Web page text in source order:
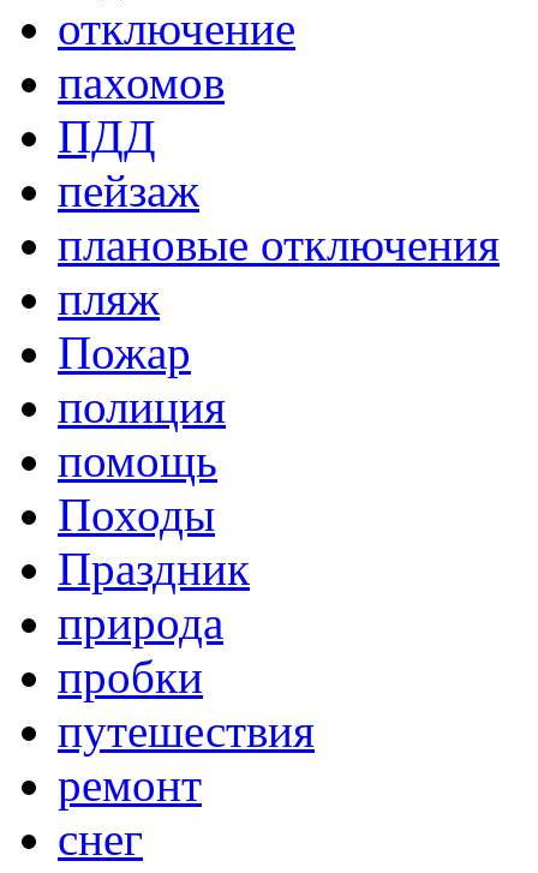
отключение
пахомов
ПДД
пейзаж
плановые отключения
пляж
Пожар
полиция
помощь
Походы
Праздник
природа
пробки
путешествия
ремонт
снег